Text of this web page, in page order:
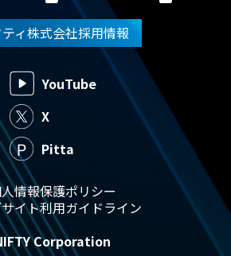
ィ株式会社採用情報
YouTube
X
Pitta
情報保護ポリシー
イト利用ガイドライン
Corporation